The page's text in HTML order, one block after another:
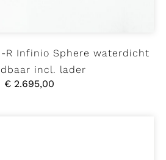
R Infinio Sphere waterdicht
incl. lader
€ 2.695,00